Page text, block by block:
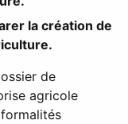
la création de
de
agricole